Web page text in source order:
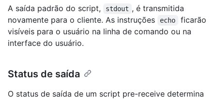
A saída padrão do script, stdout , é transmitida
novamente para o cliente. As instruções
echo
ficarão
visíveis para o usuário na linha de comando ou na
interface do usuário.
Status de saída
O status de saída de um script pre-receive determina